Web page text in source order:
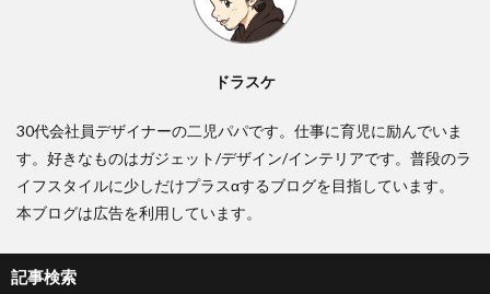
ドラスケ
30代会社員デザイナーの二児パパです。仕事に育児に励んでいま
す。好きなものはガジェット/デザイン/インテリアです。普段のラ
イフスタイルに少しだけプラスαするブログを目指しています。
本ブログは広告を利用しています。
記事検索